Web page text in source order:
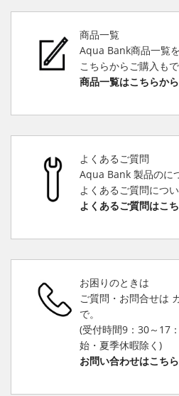
商品一覧
Aqua Bank商品一覧
こちらからご購入もで
商品一覧はこちらから
よくあるご質問
Aqua Bank 製品のに
よくあるご質問につ
よくあるご質問はこ
お困りのときは
ご質問・お問合せは
で。
(受付時間9：30～17
始・夏季休暇除く)
お問い合わせはこち